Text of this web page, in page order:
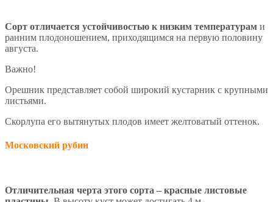
Сорт отличается устойчивостью к низким температурам и
ранним плодоношением, приходящимся на первую половину
августа.
Важно!
Орешник представляет собой широкий кустарник с крупными
листьями.
Скорлупа его вытянутых плодов имеет желтоватый оттенок.
Московский рубин
Отличительная черта этого сорта – красные листовые